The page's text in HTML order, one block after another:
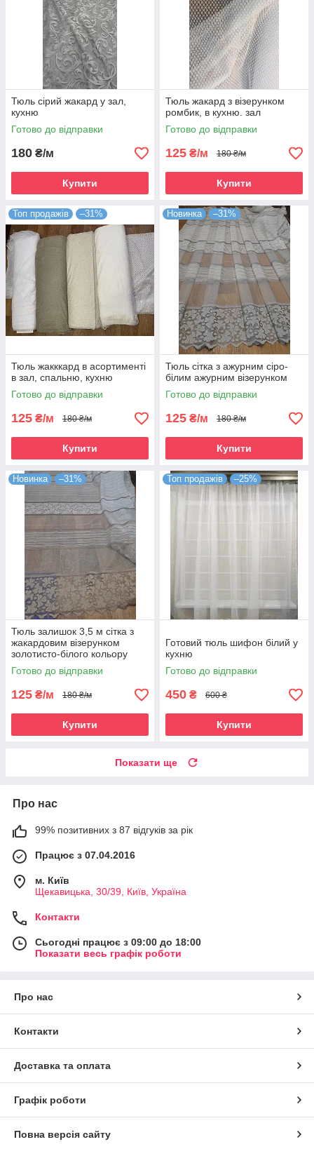
Тюль сірий жакард у зал,
кухню
Готово до відправки
180 ₴/м
Купити
Тюль жакард з візерунком
ромбик, в кухню. зал
Готово до відправки
125 ₴/м 180 ₴/м
Купити
Топ продажів –31%
Тюль жакккард в асортименті
в зал, спальню, кухню
Готово до відправки
125 ₴/м 180 ₴/м
Купити
Новинка –31%
Тюль сітка з ажурним сіро-
білим ажурним візерунком
Готово до відправки
125 ₴/м 180 ₴/м
Купити
Новинка –31%
Тюль залишок 3,5 м сітка з
жакардовим візерунком
золотисто-білого кольору
Готово до відправки
125 ₴/м 180 ₴/м
Купити
Топ продажів –25%
Готовий тюль шифон білий у
кухню
Готово до відправки
450 ₴ 600 ₴
Купити
Показати ще
Про нас
99% позитивних з 87 відгуків за рік
Працює з 07.04.2016
м. Київ
Щекавицька, 30/39, Київ, Україна
Контакти
Сьогодні працює з 09:00 до 18:00
Показати весь графік роботи
Про нас
Контакти
Доставка та оплата
Графік роботи
Повна версія сайту